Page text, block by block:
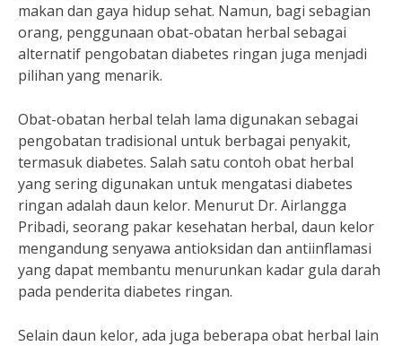
makan dan gaya hidup sehat. Namun, bagi sebagian
orang, penggunaan obat-obatan herbal sebagai
alternatif pengobatan diabetes ringan juga menjadi
pilihan yang menarik.
Obat-obatan herbal telah lama digunakan sebagai
pengobatan tradisional untuk berbagai penyakit,
termasuk diabetes. Salah satu contoh obat herbal
yang sering digunakan untuk mengatasi diabetes
ringan adalah daun kelor. Menurut Dr. Airlangga
Pribadi, seorang pakar kesehatan herbal, daun kelor
mengandung senyawa antioksidan dan antiinflamasi
yang dapat membantu menurunkan kadar gula darah
pada penderita diabetes ringan.
Selain daun kelor, ada juga beberapa obat herbal lain